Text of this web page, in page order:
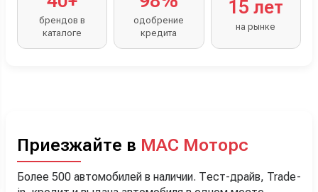
брендов в
каталоге
одобрение
кредита
15 лет
на рынке
Приезжайте в МАС Моторс
Более 500 автомобилей в наличии. Тест-драйв, Trade-